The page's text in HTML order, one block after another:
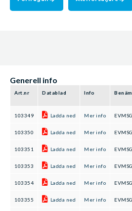
Generell info
Art.nr Datablad Info
103349 Ladda ned Mer info
103350 Ladda ned Mer info
103351 Ladda ned Mer info
103353 Ladda ned Mer info
103354 Ladda ned Mer info
103355 Ladda ned Mer info